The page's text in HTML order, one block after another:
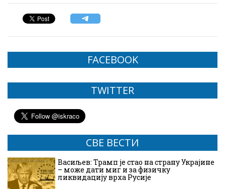
FACEBOOK
TWITTER
СВЕ ВЕСТИ
Васиљев: Трамп је стао на страну Украјине
– може дати миг и за физичку
ликвидацију врха Русије